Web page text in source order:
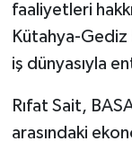
faaliyetleri
Kütahya-Gediz
iş dünyasıyla
Rıfat Sait,
arasındaki